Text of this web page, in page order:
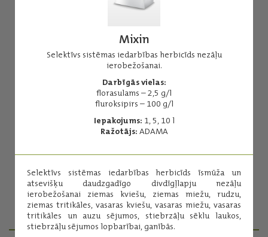
Mixin
Selektīvs sistēmas iedarbības herbicīds nezāļu
ierobežošanai.
Darbīgās vielas:
florasulams – 2,5 g/l
fluroksipirs – 100 g/l
Iepakojums: 1, 5, 10 l
Ražotājs: ADAMA
Selektīvs sistēmas iedarbības herbicīds īsmūža un
atsevišķu daudzgadīgo divdīgļlapju nezāļu
ierobežošanai ziemas kviešu, ziemas miežu, rudzu,
ziemas tritikāles, vasaras kviešu, vasaras miežu, vasaras
tritikāles un auzu sējumos, stiebrzāļu sēklu laukos,
stiebrzāļu sējumos lopbarībai, ganībās.
Ariane S
Herbicīds pret divdīgļlapju nezālēm.
Darbīgās vielas:
MCPA - 200 g/l
fluroksipirs - 40 g/l
Iepakojums:
5 l
Ražotājs:CORTEVA
Lasīt vairāk